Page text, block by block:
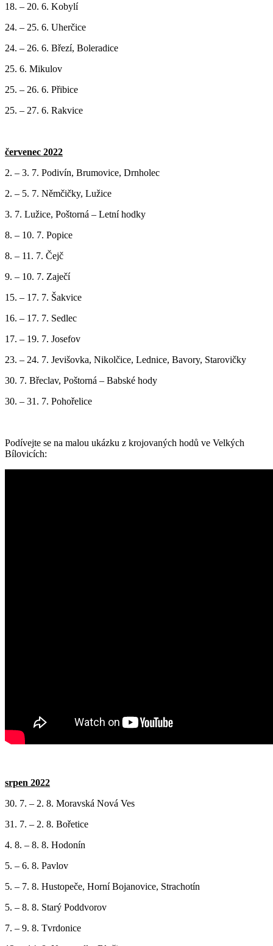
18. – 20. 6. Kobylí
24. – 25. 6. Uherčice
24. – 26. 6. Březí, Boleradice
25. 6. Mikulov
25. – 26. 6. Přibice
25. – 27. 6. Rakvice
červenec 2022
2. – 3. 7. Podivín, Brumovice, Drnholec
2. – 5. 7. Němčičky, Lužice
3. 7. Lužice, Poštorná – Letní hodky
8. – 10. 7. Popice
8. – 11. 7. Čejč
9. – 10. 7. Zaječí
15. – 17. 7. Šakvice
16. – 17. 7. Sedlec
17. – 19. 7. Josefov
23. – 24. 7. Jevišovka, Nikolčice, Lednice, Bavory, Starovičky
30. 7. Břeclav, Poštorná – Babské hody
30. – 31. 7. Pohořelice
Podívejte se na malou ukázku z krojovaných hodů ve Velkých
Bílovicích:
srpen 2022
30. 7. – 2. 8. Moravská Nová Ves
31. 7. – 2. 8. Bořetice
4. 8. – 8. 8. Hodonín
5. – 6. 8. Pavlov
5. – 7. 8. Hustopeče, Horní Bojanovice, Strachotín
5. – 8. 8. Starý Poddvorov
7. – 9. 8. Tvrdonice